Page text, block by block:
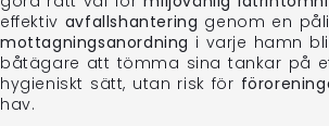
effektiv avfallshantering genom en
mottagningsanordning i varje hamn
båtägare att tömma sina tankar på
hygieniskt sätt, utan risk för
hav.